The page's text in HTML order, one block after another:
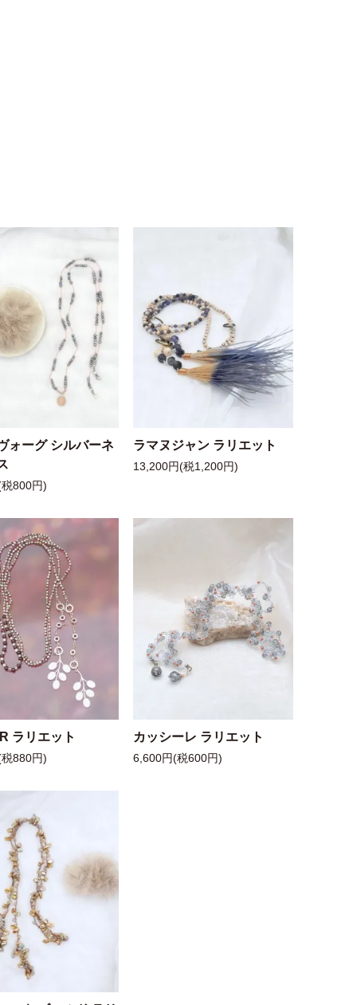
ォーグ シルバーネ
800円)
ラマヌジャン ラリエット
13,200円(税1,200円)
ラリエット
880円)
カッシーレ ラリエット
6,600円(税600円)